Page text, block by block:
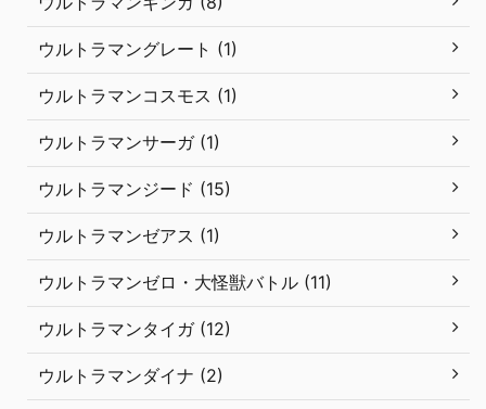
ウルトラマングレート (1)
ウルトラマンコスモス (1)
ウルトラマンサーガ (1)
ウルトラマンジード (15)
ウルトラマンゼアス (1)
ウルトラマンゼロ・大怪獣バトル (11)
ウルトラマンタイガ (12)
ウルトラマンダイナ (2)